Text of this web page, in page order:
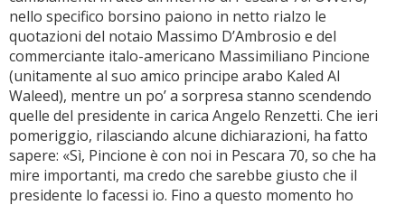
nello specifico borsino paiono in netto rialzo le
quotazioni del notaio Massimo D’Ambrosio e del
commerciante italo-americano Massimiliano Pincione
(unitamente al suo amico principe arabo Kaled Al
Waleed), mentre un po’ a sorpresa stanno scendendo
quelle del presidente in carica Angelo Renzetti. Che ieri
pomeriggio, rilasciando alcune dichiarazioni, ha fatto
sapere: «Sì, Pincione è con noi in Pescara 70, so che ha
mire importanti, ma credo che sarebbe giusto che il
presidente lo facessi io. Fino a questo momento ho